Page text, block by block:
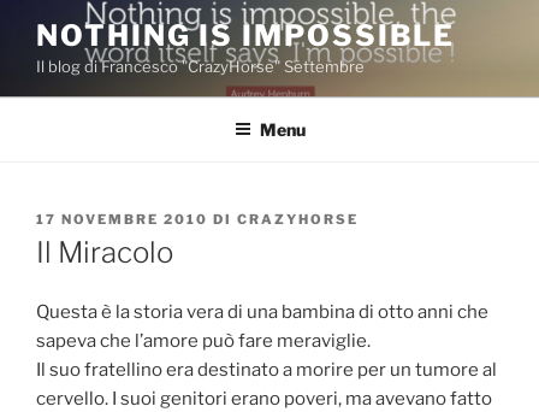
contenuto
NOTHING IS IMPOSSIBLE
Il blog di Francesco "CrazyHorse" Settembre
Menu
PUBBLICATO
IL
17 NOVEMBRE 2010 DI CRAZYHORSE
Il Miracolo
Questa è la storia vera di una bambina di otto anni che
sapeva che l’amore può fare meraviglie.
Il suo fratellino era destinato a morire per un tumore al
cervello. I suoi genitori erano poveri, ma avevano fatto